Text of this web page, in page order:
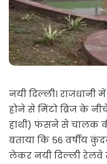
नयी दिल्ली। राजधानी
होने से मिंटो ब्रिज के
हाथी) फंसने से चालक
बताया कि 56 वर्षीय
लेकर नयी दिल्ली